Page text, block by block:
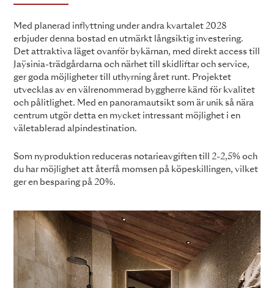
Med planerad inflyttning under andra kvartalet 2028
erbjuder denna bostad en utmärkt långsiktig investering.
Det attraktiva läget ovanför bykärnan, med direkt access till
Jaÿsinia-trädgårdarna och närhet till skidliftar och service,
ger goda möjligheter till uthyrning året runt. Projektet
utvecklas av en välrenommerad byggherre känd för kvalitet
och pålitlighet. Med en panoramautsikt som är unik så nära
centrum utgör detta en mycket intressant möjlighet i en
väletablerad alpindestination.
Som nyproduktion reduceras notarieavgiften till 2-2,5% och
du har möjlighet att återfå momsen på köpeskillingen, vilket
ger en besparing på 20%.